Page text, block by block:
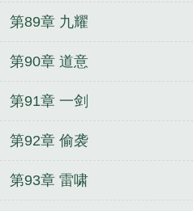
第89章 九耀
第90章 道意
第91章 一剑
第92章 偷袭
第93章 雷啸